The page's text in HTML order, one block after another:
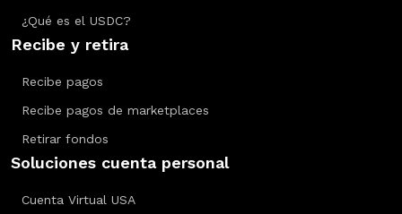
¿Qué es el USDC?
Recibe y retira
Recibe pagos
Recibe pagos de marketplaces
Retirar fondos
Soluciones cuenta personal
Cuenta Virtual USA